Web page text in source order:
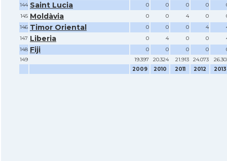
144 Saint Lucia 0 0 0 0
145 Moldàvia 0 0 4 0
146 Timor Oriental 0 0 0 4
147 Liberia 0 4 0 0
148 Fiji 0 0 0 0
149
19.397 20.324 21.913 24.073
2009
2010 2011 2012 2013